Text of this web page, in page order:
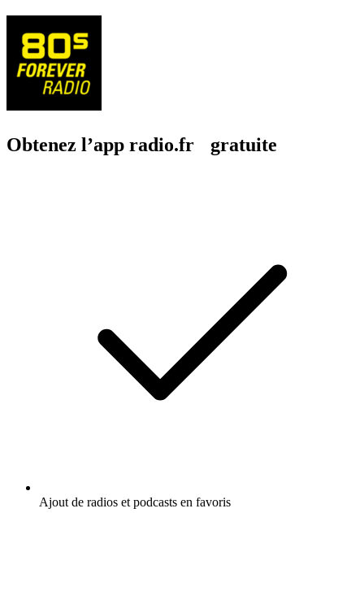
Obtenez l’app radio.fr gratuite
Ajout de radios et podcasts en favoris